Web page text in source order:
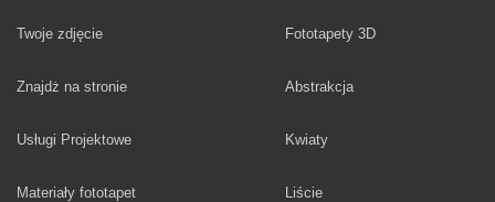
Twoje zdjęcie
Znajdż na stronie
Usługi Projektowe
Materiały fototapet
Fototapety 3D
Fototapety
Abstrakcja
Fototapety
Kwiaty
Fototapety
Liście